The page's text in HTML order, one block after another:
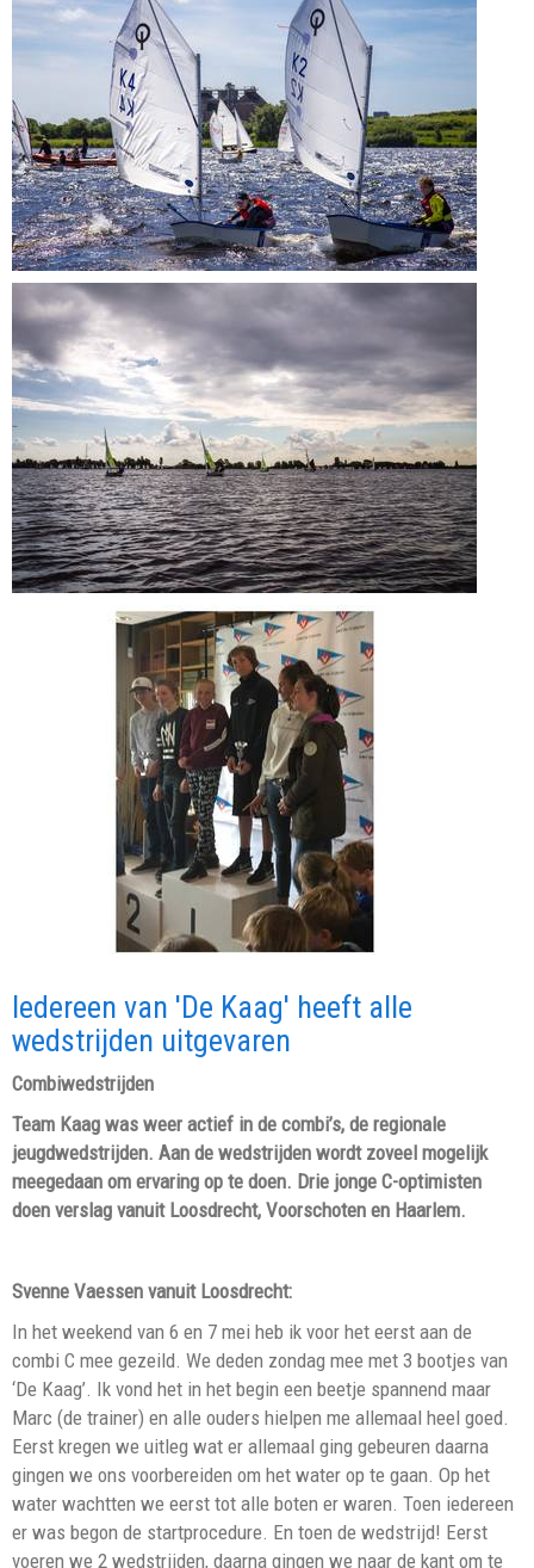
Iedereen van 'De Kaag' heeft alle
wedstrijden uitgevaren
Combiwedstrijden
Team Kaag was weer actief in de combi’s, de regionale
jeugdwedstrijden. Aan de wedstrijden wordt zoveel mogelijk
meegedaan om ervaring op te doen. Drie jonge C-optimisten
doen verslag vanuit Loosdrecht, Voorschoten en Haarlem.
Svenne Vaessen vanuit Loosdrecht:
In het weekend van 6 en 7 mei heb ik voor het eerst aan de
combi C mee gezeild. We deden zondag mee met 3 bootjes van
‘De Kaag’. Ik vond het in het begin een beetje spannend maar
Marc (de trainer) en alle ouders hielpen me allemaal heel goed.
Eerst kregen we uitleg wat er allemaal ging gebeuren daarna
gingen we ons voorbereiden om het water op te gaan. Op het
water wachtten we eerst tot alle boten er waren. Toen iedereen
er was begon de startprocedure. En toen de wedstrijd! Eerst
voeren we 2 wedstrijden, daarna gingen we naar de kant om te